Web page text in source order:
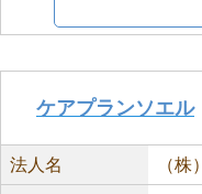
ケアプランソエル
法人名 （株